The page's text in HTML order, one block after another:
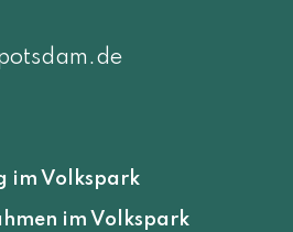
im Volkspark
im Volkspark